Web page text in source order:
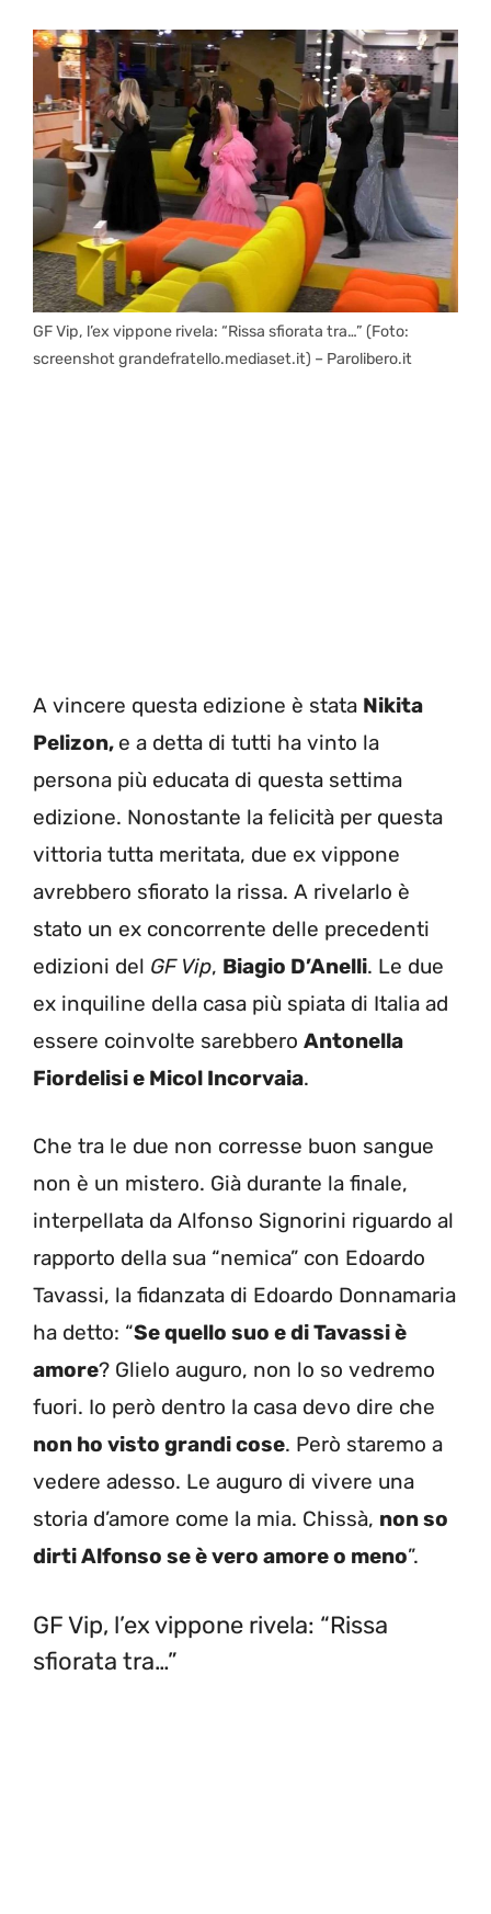
GF Vip, l’ex vippone rivela: “Rissa sfiorata tra…” (Foto:
screenshot grandefratello.mediaset.it) – Parolibero.it
A vincere questa edizione è stata Nikita
Pelizon, e a detta di tutti ha vinto la
persona più educata di questa settima
edizione. Nonostante la felicità per questa
vittoria tutta meritata, due ex vippone
avrebbero sfiorato la rissa. A rivelarlo è
stato un ex concorrente delle precedenti
edizioni del GF Vip, Biagio D’Anelli. Le due
ex inquiline della casa più spiata di Italia ad
essere coinvolte sarebbero Antonella
Fiordelisi e Micol Incorvaia.
Che tra le due non corresse buon sangue
non è un mistero. Già durante la finale,
interpellata da Alfonso Signorini riguardo al
rapporto della sua “nemica” con Edoardo
Tavassi, la fidanzata di Edoardo Donnamaria
ha detto: “Se quello suo e di Tavassi è
amore? Glielo auguro, non lo so vedremo
fuori. Io però dentro la casa devo dire che
non ho visto grandi cose. Però staremo a
vedere adesso. Le auguro di vivere una
storia d’amore come la mia. Chissà, non so
dirti Alfonso se è vero amore o meno”.
GF Vip, l’ex vippone rivela: “Rissa
sfiorata tra…”